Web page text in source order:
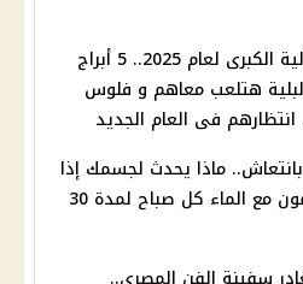
الأبراج المالية الكبرى لعام 2025.. 5 أبراج
هتلعب معاهم و فلوس
فى العام الجديد
ماذا يحدث لجسمك إذا
شربت الليمون مع الماء كل صباح لمدة 30